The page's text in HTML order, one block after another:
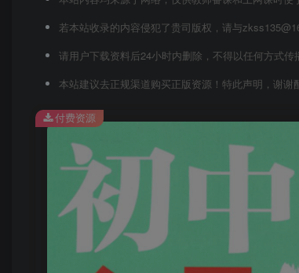
若本站收录的内容侵犯了贵司版权，请与
请用户下载资料后24小时内删除，不得以任何方式传
本站建议去正规渠道购买正版资源！特此声明，谢谢
付费资源